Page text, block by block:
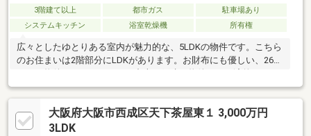
3階建て以上 都市ガス
駐車場あり
システムキッチン
浴室乾燥機 所有権
広々としたゆとりある室内が魅力的な、5LDKの物件です。こちら
のお住まいは2階部分にLDKがあります。お財布にも優しい、2680
ットが大きいのが特徴です。建物面積が93.55㎡と十分な広さでゆ
ったりと生活できるのではないのでしょうか。浴室は冷めた湯を
再び沸かせる追焚機能が付いています。浴室乾燥機付きの物件
は、乾燥機で浴室を乾燥させることができるのでカビの繁殖を防
大阪府大阪市西成区天下茶屋東１ 3,000万円
3LDK